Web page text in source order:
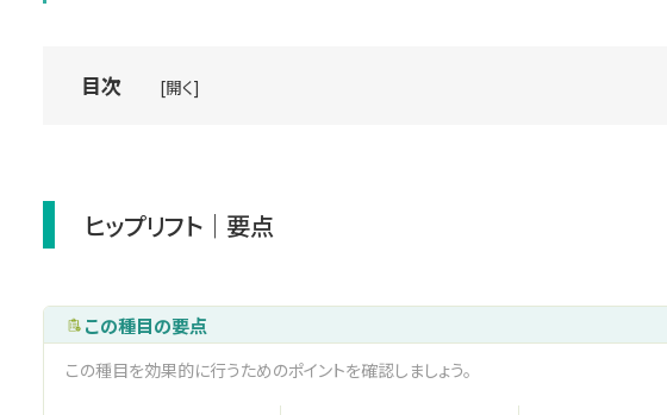
目次 [開く]
ヒップリフト｜要点
この種目の要点
この種目を効果的に行うためのポイントを確認しましょう。